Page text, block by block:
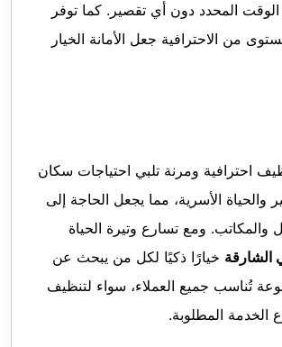
المحدد دون أي تقصير. كما توفر
من الاحترافية جعل الأمانة الخيار
احترافية ومرنة تلبي احتياجات سكان
والحياة الأسرية، مما يجعل الحاجة إلى
ومع تسارع وتيرة الحياة
خيارًا ذكيًا لكل من يبحث عن
تُناسب جميع العملاء، سواء لتنظيف
الخدمة المطلوبة.